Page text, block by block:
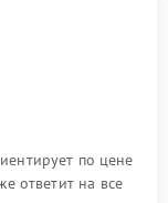
по цене
ответит на все